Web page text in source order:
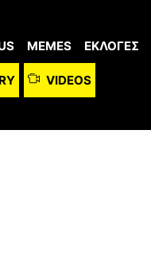
MEMES ΕΚΛΟΓΕΣ
VIDEOS